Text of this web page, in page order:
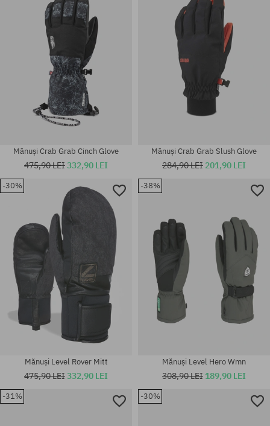
XXS; XS; S; M; S-M
Mărimi existente:
S; M; L; XL; M-L; S-M
Mănuși Crab Grab Cinch Glove
475,90 LEI332,90 LEI
Mănuși Crab Grab Slush Glove
284,90 LEI 201,90 LEI
-30%
Mănuși Level Rover Mitt
475,90 LEI332,90 LEI
-38%
Mănuși Level Hero Wmn
308,90 LEI 189,90 LEI
-31% -30%